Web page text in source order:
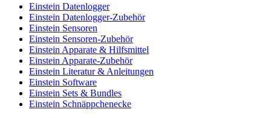
Einstein Datenlogger
Einstein Datenlogger-Zubehör
Einstein Sensoren
Einstein Sensoren-Zubehör
Einstein Apparate & Hilfsmittel
Einstein Apparate-Zubehör
Einstein Literatur & Anleitungen
Einstein Software
Einstein Sets & Bundles
Einstein Schnäppchenecke